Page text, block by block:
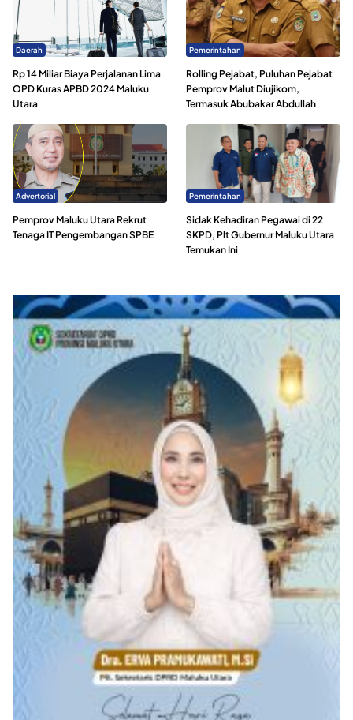
Daerah
Rp 14 Miliar Biaya Perjalanan Lima
OPD Kuras APBD 2024 Maluku
Utara
Pemerintahan
Rolling Pejabat, Puluhan Pejabat
Pemprov Malut Diujikom,
Termasuk Abubakar Abdullah
Advertorial
Pemprov Maluku Utara Rekrut
Tenaga IT Pengembangan SPBE
Pemerintahan
Sidak Kehadiran Pegawai di 22
SKPD, Plt Gubernur Maluku Utara
Temukan Ini